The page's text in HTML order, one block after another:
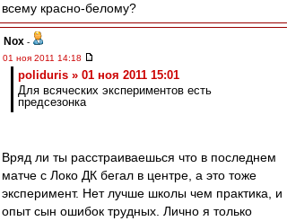
всему красно-белому?
Nox -
01 ноя 2011 14:18
poliduris » 01 ноя 2011 15:01
Для всяческих экспериментов есть
предсезонка
Вряд ли ты расстраиваешься что в последнем
матче с Локо ДК бегал в центре, а это тоже
эксперимент. Нет лучше школы чем практика, и
опыт сын ошибок трудных. Лично я только